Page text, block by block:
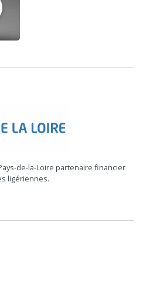
de-la-Loire partenaire financier
ligériennes.